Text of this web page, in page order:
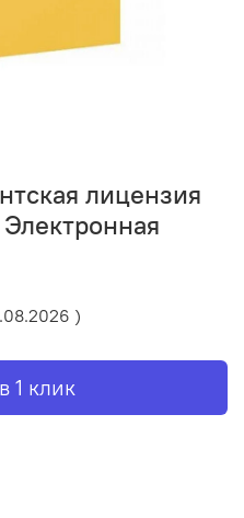
лицензия
)
1 клик